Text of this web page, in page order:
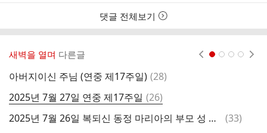
댓글 전체보기
새벽을 열며 다른글
아버지이신 주님 (연중 제17주일) 댓
(28)
2025년 7월 27일 연중 제17주일 댓
글
(26)
2025년 7월 26일 복되신 동정 마리아의 부모 성 요아킴과 성녀 안나 기념일
댓
(33)